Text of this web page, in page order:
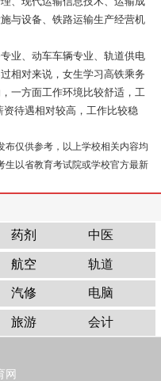
与设备、铁路运输生产经营机
业、动车车辆专业、轨道供电
相对来说，女生学习高铁乘务
一方面工作环境比较舒适，工
待遇相对较高，工作比较稳
布仅供参考，以上学校相关内容均
生以省教育考试院或学校官方最新
药剂 中医
航空 轨道
汽修 电脑
旅游 会计
网